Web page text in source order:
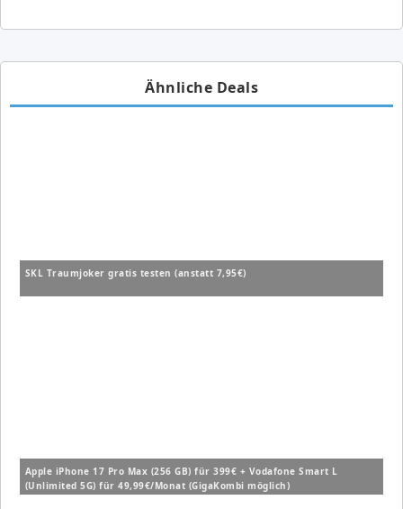
Ähnliche Deals
SKL Traumjoker gratis testen (anstatt 7,95€)
Apple iPhone 17 Pro Max (256 GB) für 399€ + Vodafone Smart L
(Unlimited 5G) für 49,99€/Monat (GigaKombi möglich)